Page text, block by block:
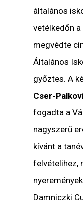
általános
vetélkedőn
megvédte
Általános
győztes. A
Cser-
fogadta a
nagyszerű
kívánt a
felvételihez,
Damniczki